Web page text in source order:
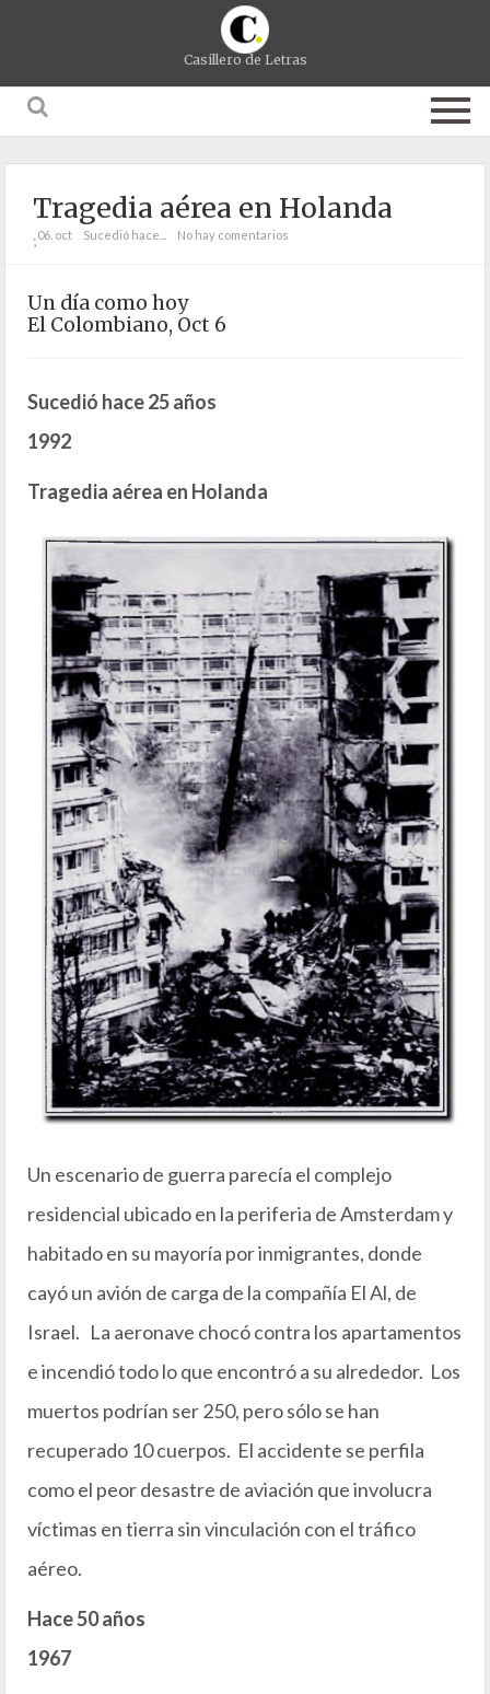
Casillero de Letras
Tragedia aérea en Holanda
;06. oct Sucedió hace... No hay comentarios
Un día como hoy
El Colombiano, Oct 6
Sucedió hace 25 años
1992
Tragedia aérea en Holanda
Un escenario de guerra parecía el complejo
residencial ubicado en la periferia de Amsterdam y
habitado en su mayoría por inmigrantes, donde
cayó un avión de carga de la compañía El Al, de
Israel. La aeronave chocó contra los apartamentos
e incendió todo lo que encontró a su alrededor. Los
muertos podrían ser 250, pero sólo se han
recuperado 10 cuerpos. El accidente se perfila
como el peor desastre de aviación que involucra
víctimas en tierra sin vinculación con el tráfico
aéreo.
Hace 50 años
1967